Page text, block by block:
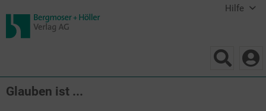
Hilfe
Glauben ist ...